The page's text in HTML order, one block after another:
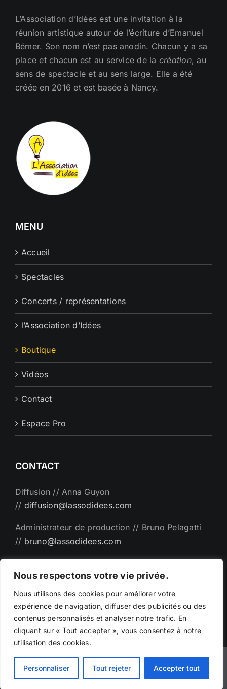
Nous respectons votre vie privée.
Nous utilisons des cookies pour améliorer votre
expérience de navigation, diffuser des publicités ou des
contenus personnalisés et analyser notre trafic. En
cliquant sur « Tout accepter », vous consentez à notre
utilisation des cookies.
Personnaliser Tout rejeter Accepter tout
L’Association d’Idées est une invitation à la
réunion artistique autour de l’écriture d’Emanuel
Bémer. Son nom n’est pas anodin. Chacun y a sa
place et chacun est au service de la création, au
sens de spectacle et au sens large. Elle a été
créée en 2016 et est basée à Nancy.
MENU
Accueil
Spectacles
Concerts / représentations
l’Association d’Idées
Boutique
Vidéos
Contact
Espace Pro
CONTACT
Diffusion // Anna Guyon
// diffusion@lassodidees.com
Administrateur de production // Bruno Pelagatti
// bruno@lassodidees.com
//man@lassodidees.com
emanuelbemer.com -
Mentions légales